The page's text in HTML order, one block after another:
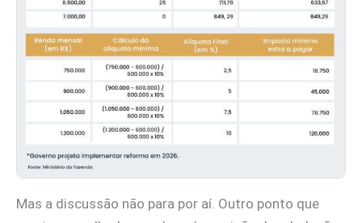
Mas a discussão não para por aí. Outro ponto que